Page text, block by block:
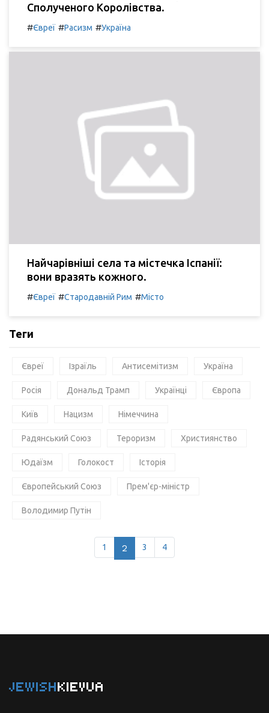
Сполученого Королівства.
#Євреї #Расизм #Україна
Найчарівніші села та містечка Іспанії:
вони вразять кожного.
#Євреї #Стародавній Рим #Місто
Теги
Євреї Ізраїль Антисемітизм Україна
Росія Дональд Трамп Українці Європа
Київ Нацизм Німеччина
Радянський Союз Тероризм Християнство
Юдаїзм Голокост Історія
Європейський Союз Прем'єр-міністр
Володимир Путін
1 2 3 4
JEWISHKIEVUA